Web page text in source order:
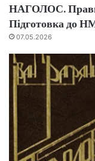
НАГОЛОС.
Підготовка до
07.05.2026